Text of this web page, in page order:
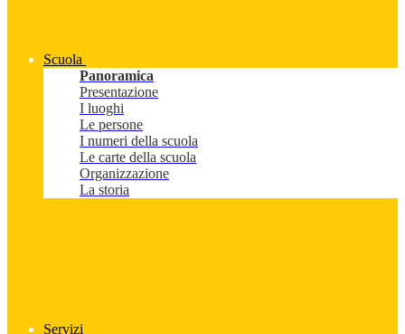
Scuola
Panoramica
Presentazione
I luoghi
Le persone
I numeri della scuola
Le carte della scuola
Organizzazione
La storia
Servizi